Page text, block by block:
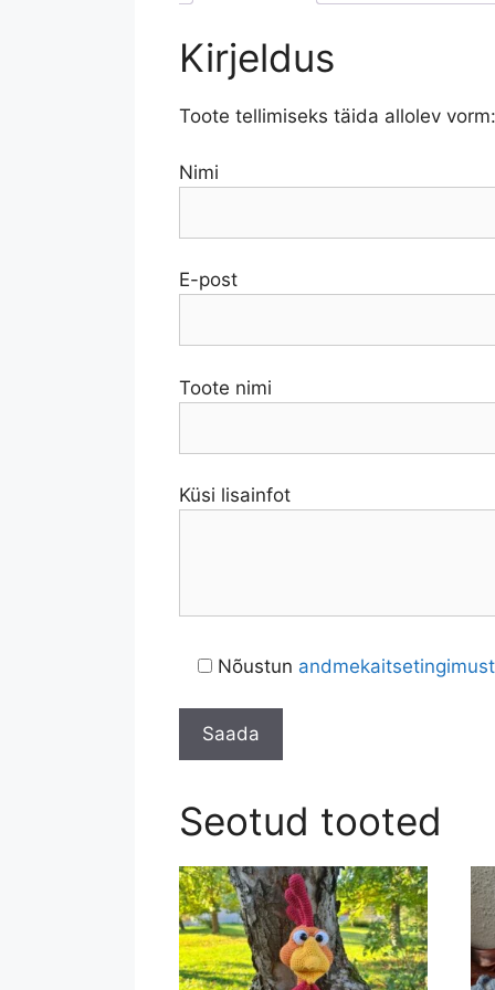
Kirjeldus
Toote tellimiseks täida allolev vorm:
Nimi
E-post
Toote nimi
Küsi lisainfot
Nõustun
Seotud tooted